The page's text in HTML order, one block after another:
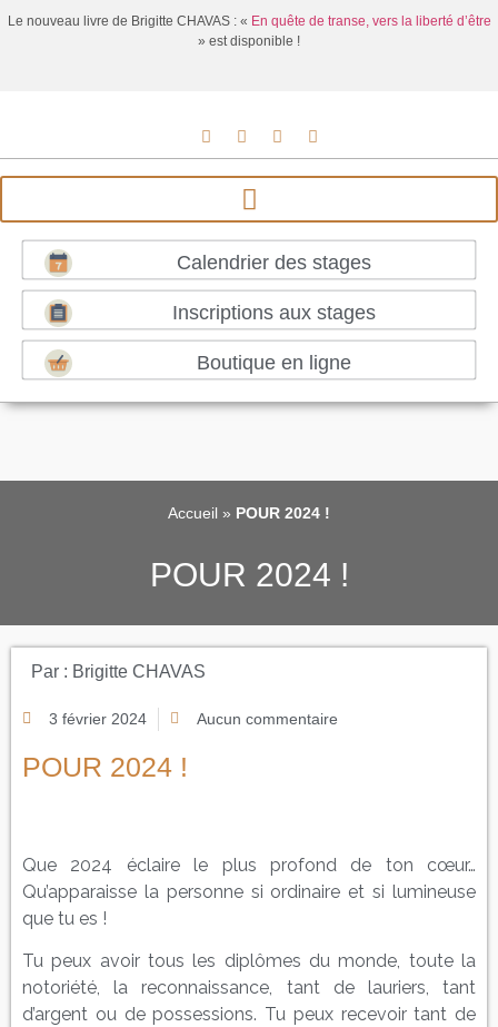
Le nouveau livre de Brigitte CHAVAS : « En quête de transe, vers la liberté d’être
» est disponible !
Calendrier des stages
Inscriptions aux stages
Boutique en ligne
Accueil » POUR 2024 !
POUR 2024 !
Par : Brigitte CHAVAS
3 février 2024 Aucun commentaire
POUR 2024 !
Que 2024 éclaire le plus profond de ton cœur…
Qu’apparaisse la personne si ordinaire et si lumineuse
que tu es !
Tu peux avoir tous les diplômes du monde, toute la
notoriété, la reconnaissance, tant de lauriers, tant
d’argent ou de possessions. Tu peux recevoir tant de